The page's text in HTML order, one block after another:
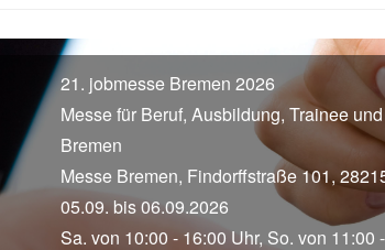
21. jobmesse Bremen 2026
Messe für Beruf, Ausbildung, Trainee
Bremen
Messe Bremen, Findorffstraße 101,
05.09. bis 06.09.2026
Sa. von 10:00 - 16:00 Uhr, So. von 11:00